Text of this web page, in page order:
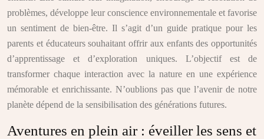
problèmes, développe leur conscience environnementale et favorise
un sentiment de bien-être. Il s’agit d’un guide pratique pour les
parents et éducateurs souhaitant offrir aux enfants des opportunités
d’apprentissage et d’exploration uniques. L’objectif est de
transformer chaque interaction avec la nature en une expérience
mémorable et enrichissante. N’oublions pas que l’avenir de notre
planète dépend de la sensibilisation des générations futures.
Aventures en plein air : éveiller les sens et